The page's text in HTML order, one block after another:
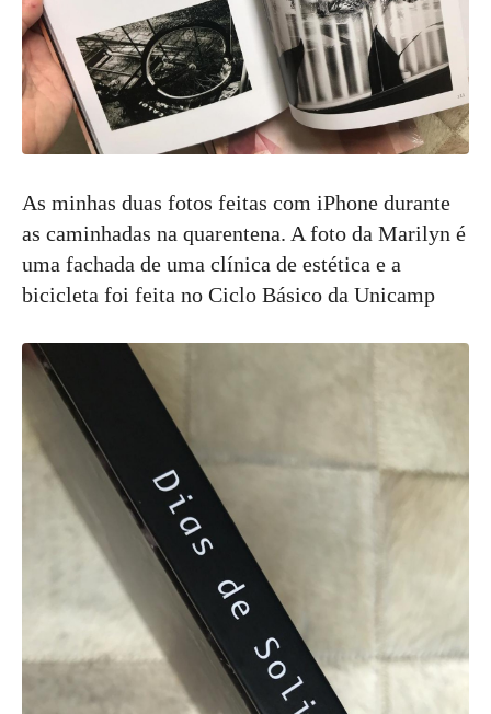
As minhas duas fotos feitas com iPhone durante
as caminhadas na quarentena. A foto da Marilyn é
uma fachada de uma clínica de estética e a
bicicleta foi feita no Ciclo Básico da Unicamp